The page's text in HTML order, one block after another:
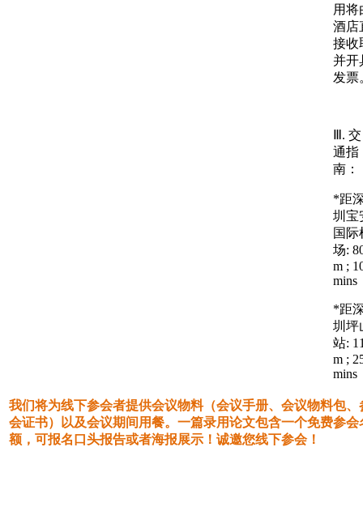
用将
酒店
接收
并开
发票
Ⅲ. 交
通指
南：
*距
圳宝
国际
场:
m ;
mins
*距
圳坪
站:
m ;
mins
我们将为线下参会者提供会议物料（会议手册、会议物料包、
会证书）以及会议期间用餐。一篇录用论文包含一个免费参会
额，可报名口头报告或者海报展示！诚邀您线下参会！